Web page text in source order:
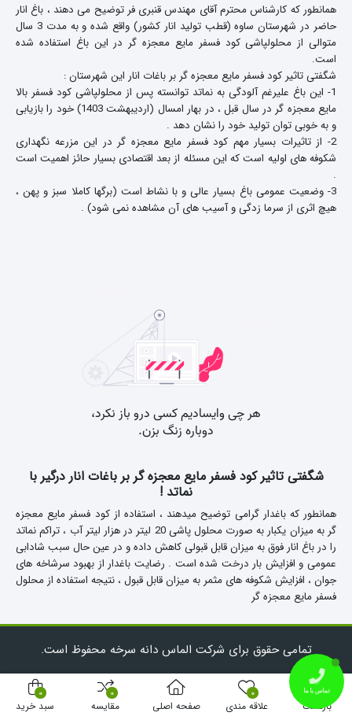
همانطور که کارشناس محترم آقای مهندس قنبری فر توضیح می دهند ، باغ انار
حاضر در شهرستان ساوه (قطب تولید انار کشور) واقع شده و به مدت 3 سال
متوالی از محلولپاشی کود فسفر مایع معجزه گر در این باغ استفاده شده
است.
شگفتی تاثیر کود فسفر مایع معجزه گر بر باغات انار این شهرستان :
1- این باغ علیرغم آلودگی به نماتد توانسته پس از محلولپاشی کود فسفر بالا
مایع معجزه گر در سال قبل ، در بهار امسال (اردیبهشت 1403) خود را بازیابی
و به خوبی توان تولید خود را نشان دهد .
2- از تاثیرات بسیار مهم کود فسفر مایع معجزه گر در این مزرعه نگهداری
شکوفه های اولیه است که این مسئله از بعد اقتصادی بسیار حائز اهمیت است
.
3- وضعیت عمومی باغ بسیار عالی و با نشاط است (برگها کاملا سبز و پهن ،
هیچ اثری از سرما زدگی و آسیب های آن مشاهده نمی شود) .
شگفتی تاثیر کود فسفر مایع معجزه گر بر باغات انار درگیر با
نماتد !
همانطور که باغدار گرامی توضیح میدهند ، استفاده از کود فسفر مایع معجزه
گر به میزان یکبار به صورت محلول پاشی 20 لیتر در هزار لیتر آب ، تراکم نماتد
را در باغ انار فوق به میزان قابل قبولی کاهش داده و در عین حال سبب شادابی
عمومی و افزایش بار درخت شده است . رضایت باغدار از بهبود سرشاخه های
جوان ، افزایش شکوفه های مثمر به میزان قابل قبول ، نتیجه استفاده از محلول
فسفر مایع معجزه گر
تمامی حقوق برای شرکت الماس دانه سرخه محفوظ است.
بازگشت
0
علاقه مندی صفحه اصلی
0
مقایسه
0
سبد خرید
تماس با ما